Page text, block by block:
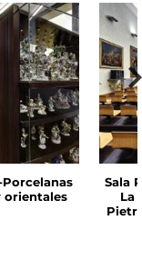
orientales
Sala
La